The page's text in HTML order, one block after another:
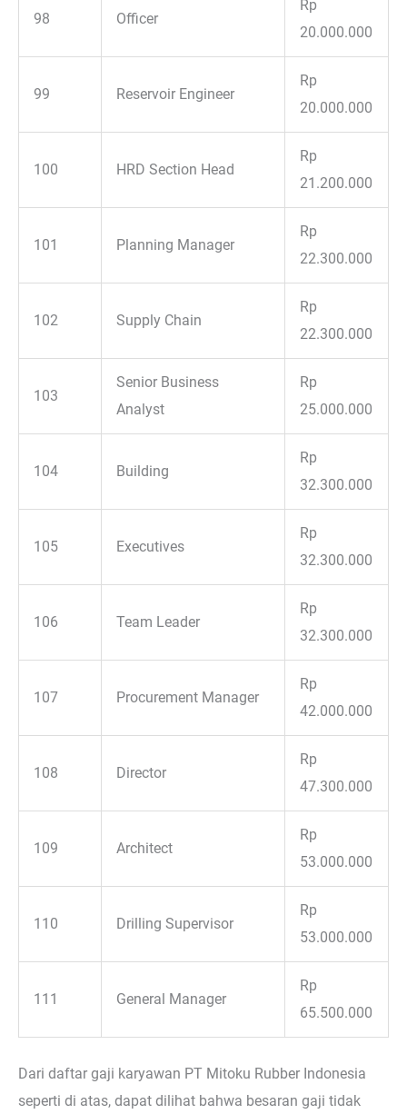
98 Officer
Rp
20.000.000
99 Reservoir Engineer
Rp
20.000.000
100 HRD Section Head
Rp
21.200.000
101 Planning Manager
Rp
22.300.000
102 Supply Chain
Rp
22.300.000
103
Senior Business
Analyst
Rp
25.000.000
104 Building
Rp
32.300.000
105 Executives
Rp
32.300.000
106 Team Leader
Rp
32.300.000
107 Procurement Manager
Rp
42.000.000
108 Director
Rp
47.300.000
109 Architect
Rp
53.000.000
110 Drilling Supervisor
Rp
53.000.000
111 General Manager
Rp
65.500.000
Dari daftar gaji karyawan PT Mitoku Rubber Indonesia
seperti di atas, dapat dilihat bahwa besaran gaji tidak